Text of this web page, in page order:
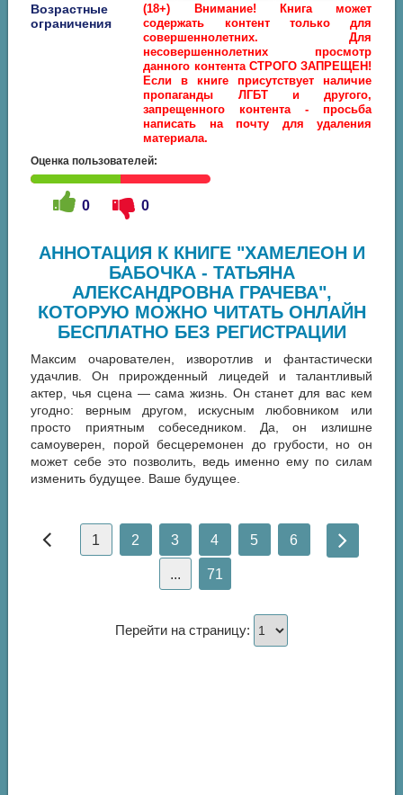
Возрастные
ограничения
(18+) Внимание! Книга может
содержать контент только для
совершеннолетних. Для
несовершеннолетних просмотр
данного контента СТРОГО ЗАПРЕЩЕН!
Если в книге присутствует наличие
пропаганды ЛГБТ и другого,
запрещенного контента - просьба
написать на почту для удаления
материала.
Оценка пользователей:
0 0
АННОТАЦИЯ К КНИГЕ "ХАМЕЛЕОН И
БАБОЧКА - ТАТЬЯНА
АЛЕКСАНДРОВНА ГРАЧЕВА",
КОТОРУЮ МОЖНО ЧИТАТЬ ОНЛАЙН
БЕСПЛАТНО БЕЗ РЕГИСТРАЦИИ
Максим очарователен, изворотлив и фантастически
удачлив. Он прирожденный лицедей и талантливый
актер, чья сцена — сама жизнь. Он станет для вас кем
угодно: верным другом, искусным любовником или
просто приятным собеседником. Да, он излишне
самоуверен, порой бесцеремонен до грубости, но он
может себе это позволить, ведь именно ему по силам
изменить будущее. Ваше будущее.
1 2 3 4 5 6
... 71
Перейти на страницу: